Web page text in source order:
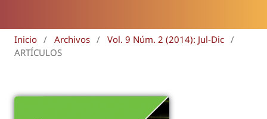
Inicio / Archivos / Vol. 9 Núm. 2 (2014): Jul-Dic /
ARTÍCULOS